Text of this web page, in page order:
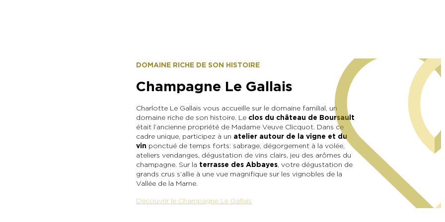
DOMAINE RICHE DE SON HISTOIRE
Champagne Le Gallais
Charlotte Le Gallais vous accueille sur le domaine familial, un
domaine riche de son histoire. Le clos du château de Boursault
était l’ancienne propriété de Madame Veuve Clicquot. Dans ce
cadre unique, participez à un atelier autour de la vigne et du
vin ponctué de temps forts : sabrage, dégorgement à la volée,
ateliers vendanges, dégustation de vins clairs, jeu des arômes du
champagne. Sur la terrasse des Abbayes, votre dégustation de
grands crus s’allie à une vue magnifique sur les vignobles de la
Vallée de la Marne.
Découvrir le Champagne Le Gallais